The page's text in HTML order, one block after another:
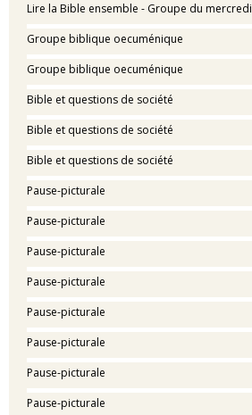
Lire la Bible ensemble - Groupe du mercredi
Groupe biblique oecuménique
Groupe biblique oecuménique
Bible et questions de société
Bible et questions de société
Bible et questions de société
Pause-picturale
Pause-picturale
Pause-picturale
Pause-picturale
Pause-picturale
Pause-picturale
Pause-picturale
Pause-picturale